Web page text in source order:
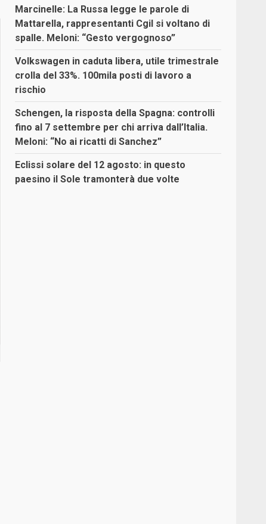
Marcinelle: La Russa legge le parole di
Mattarella, rappresentanti Cgil si voltano di
spalle. Meloni: “Gesto vergognoso”
Volkswagen in caduta libera, utile trimestrale
crolla del 33%. 100mila posti di lavoro a
rischio
Schengen, la risposta della Spagna: controlli
fino al 7 settembre per chi arriva dall’Italia.
Meloni: “No ai ricatti di Sanchez”
Eclissi solare del 12 agosto: in questo
paesino il Sole tramonterà due volte